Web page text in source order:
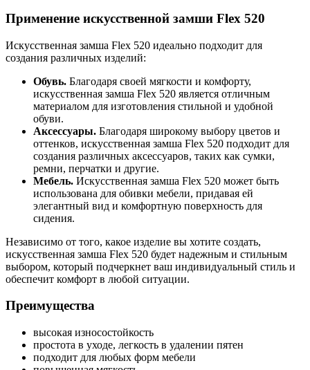
Применение искусственной замши Flex 520
Искусственная замша Flex 520 идеально подходит для
создания различных изделий:
Обувь. Благодаря своей мягкости и комфорту,
искусственная замша Flex 520 является отличным
материалом для изготовления стильной и удобной
обуви.
Аксессуары. Благодаря широкому выбору цветов и
оттенков, искусственная замша Flex 520 подходит для
создания различных аксессуаров, таких как сумки,
ремни, перчатки и другие.
Мебель. Искусственная замша Flex 520 может быть
использована для обивки мебели, придавая ей
элегантный вид и комфортную поверхность для
сидения.
Независимо от того, какое изделие вы хотите создать,
искусственная замша Flex 520 будет надежным и стильным
выбором, который подчеркнет ваш индивидуальный стиль и
обеспечит комфорт в любой ситуации.
Преимущества
высокая износостойкость
простота в уходе, легкость в удалении пятен
подходит для любых форм мебели